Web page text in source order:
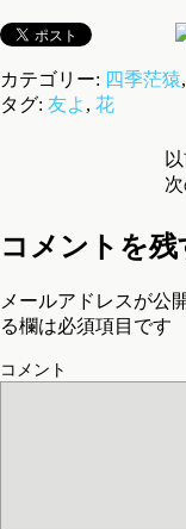
カテゴリー: 四季茫猿,
タグ: 友よ , 花
コメントを残
メールアドレスが公
る欄は必須項目です
コメント